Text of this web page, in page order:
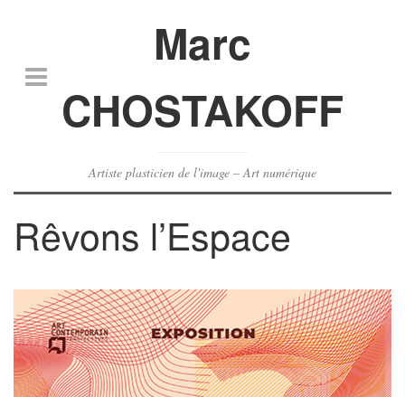
Marc
CHOSTAKOFF
Artiste plasticien de l'image – Art numérique
Rêvons l’Espace